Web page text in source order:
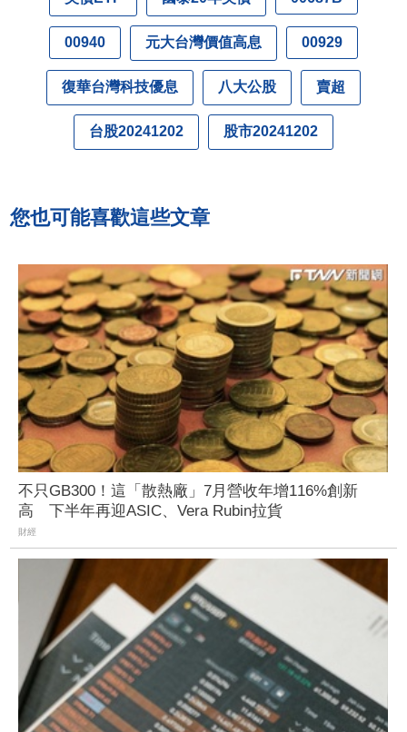
00940 元大台灣價值高息 00929
復華台灣科技優息 八大公股 賣超
台股20241202 股市20241202
您也可能喜歡這些文章
不只GB300！這「散熱廠」7月營收年增116%創新
高 下半年再迎ASIC、Vera Rubin拉貨
財經